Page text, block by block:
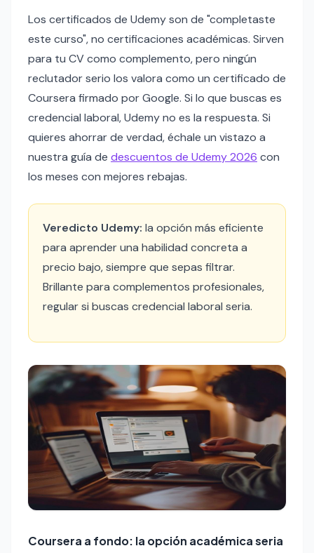
Los certificados de Udemy son de "completaste
este curso", no certificaciones académicas. Sirven
para tu CV como complemento, pero ningún
reclutador serio los valora como un certificado de
Coursera firmado por Google. Si lo que buscas es
credencial laboral, Udemy no es la respuesta. Si
quieres ahorrar de verdad, échale un vistazo a
nuestra guía de descuentos de Udemy 2026 con
los meses con mejores rebajas.
Veredicto Udemy: la opción más eficiente
para aprender una habilidad concreta a
precio bajo, siempre que sepas filtrar.
Brillante para complementos profesionales,
regular si buscas credencial laboral seria.
Coursera a fondo: la opción académica seria